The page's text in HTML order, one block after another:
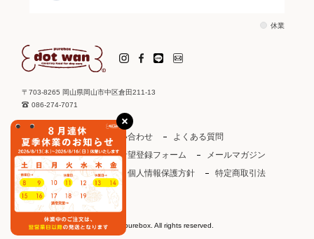
休業
〒703-8265 岡山県岡山市中区倉田211-13
086-274-7071
ご利用ガイド お問い合わせ
よくある質問
取り扱い店
お取引希望登録フォーム
メールマガジン
ドットわんカタログ
個人情報保護方針
特定商取引法
会社概要
会員規約
©2003 purebox. All rights reserved.